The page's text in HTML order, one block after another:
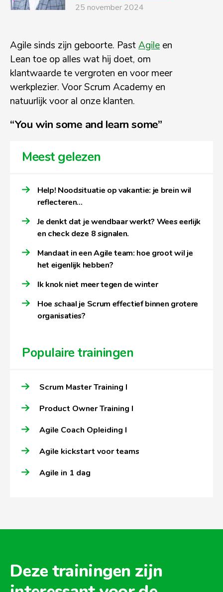
25 november 2024
Agile sinds zijn geboorte. PastAgile en
Lean toe op alles wat hij doet, om
klantwaarde te vergroten en voor meer
werkplezier. Voor Scrum Academy en
natuurlijk voor al onze klanten.
“You win some and learn some”
Meest gelezen
Help! Noodsituatie op vakantie: je brein wil
reflecteren…
Je denkt dat je wendbaar werkt? Wees eerlijk
en check deze 8 signalen.
Mandaat in een Agile team: hoe groot wil je
het eigenlijk hebben?
Ik knok niet meer tegen de winter
Hoe schaal je Scrum effectief binnen grotere
organisaties?
Populaire trainingen
Scrum Master Training I
Product Owner Training I
Agile Coach Opleiding I
Agile kickstart voor teams
Agile in 1 dag
Deze trainingen zijn